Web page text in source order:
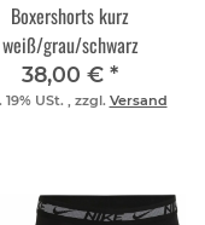
Boxershorts kurz
weiß/grau/schwarz
38,00 € *
19% USt. , zzgl. Versand